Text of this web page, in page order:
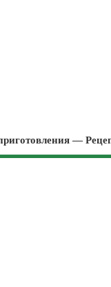
—